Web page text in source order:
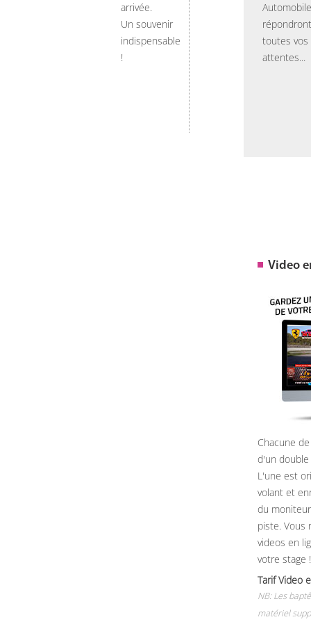
arrivée.
Un souvenir
indispensable
!
Automobile
toutes vos
attentes...
Video
Chacune
d'un
L'une est
volant et
du
piste. Vous
videos en
votre stage !
Tarif Video
NB: Les
matériel